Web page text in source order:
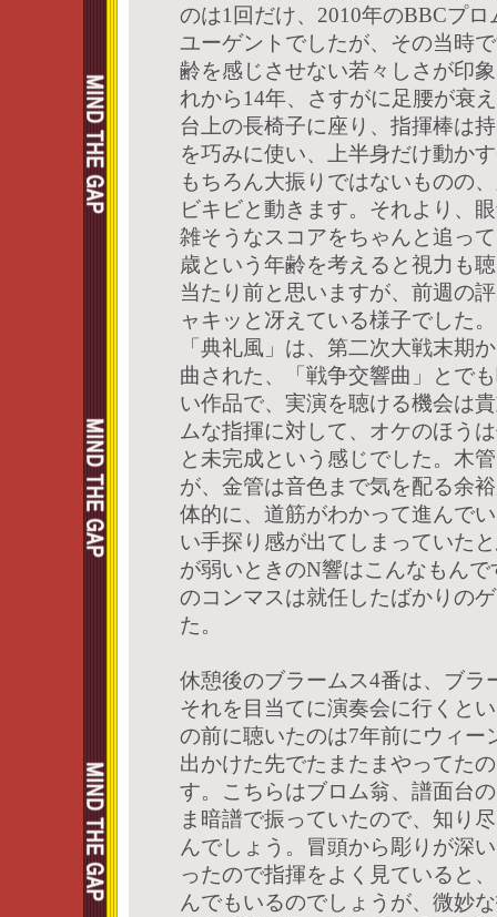
のは1回だけ、2010年のBBCプ
ユーゲントでしたが、その当時
齢を感じさせない若々しさが印
れから14年、さすがに足腰が衰
台上の長椅子に座り、指揮棒は
を巧みに使い、上半身だけ動か
もちろん大振りではないものの
ビキビと動きます。それより、
雑そうなスコアをちゃんと追っ
歳という年齢を考えると視力も
当たり前と思いますが、前週の
ャキッと冴えている様子でした
「典礼風」は、第二次大戦末期
曲された、「戦争交響曲」とで
い作品で、実演を聴ける機会は
ムな指揮に対して、オケのほう
と未完成という感じでした。木
が、金管は音色まで気を配る余
体的に、道筋がわかって進んで
い手探り感が出てしまっていた
が弱いときのN響はこんなもん
のコンマスは就任したばかりの
た。
休憩後のブラームス4番は、ブラ
それを目当てに演奏会に行くと
の前に聴いたのは7年前にウィー
出かけた先でたまたまやってた
す。こちらはブロム翁、譜面台
ま暗譜で振っていたので、知り
んでしょう。冒頭から彫りが深
ったので指揮をよく見ていると
んでもいるのでしょうが、微妙